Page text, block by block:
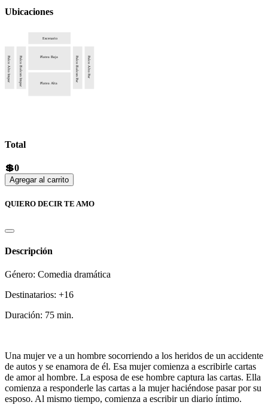
Ubicaciones
Escenario
Palco Alto Impar Palco Balcon Impar Platea Baja Palco Balcon Par Palco Alto Par
Platea Alta
Total
💲0
Agregar al carrito
QUIERO DECIR TE AMO
Descripción
Género: Comedia dramática
Destinatarios: +16
Duración: 75 min.
Una mujer ve a un hombre socorriendo a los heridos de un accidente
de autos y se enamora de él. Esa mujer comienza a escribirle cartas
de amor al hombre. La esposa de ese hombre captura las cartas. Ella
comienza a responderle las cartas a la mujer haciéndose pasar por su
esposo. Al mismo tiempo, comienza a escribir un diario íntimo.